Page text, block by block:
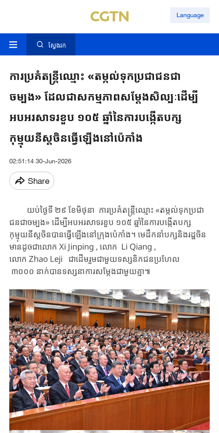
Language
ស្វែងរក
ការប្រគំតន្ត្រីឈ្មោះ «តម្កល់ទុកប្រជាជនជា
ចម្បង» ដែលជាសកម្មភាពសម្តែងសិល្បៈដើម្បី
អបអរសាទរខួប ១០៥ ឆ្នាំនៃការបង្កើតបក្ស
កុម្មុយនីស្តចិនធ្វើឡើងនៅប៉េកាំង
02:51:14 30-Jun-2026
Share
យប់ថ្ងៃទី ២៩ ខែ​មិថុនា ​ ​​​ការប្រគំ​​តន្ត្រីឈ្មោះ​ «តម្កល់ទុកប្រជា
ជនជាចម្បង» ​ដើម្បី​​អបអរ​សាទរ​ខួប ១០៥ ឆ្នាំ​នៃ​ការបង្កើតបក្ស
កុម្មុយនីស្ត​ចិន​បាន​​ធ្វើឡើងនៅ​ក្រុង​ប៉េកាំង​។ ​មេដឹកនាំ​បក្ស​និង​រដ្ឋចិន​
មាន​​ដូចជាលោក Xi Jinping , លោក Li Qiang , ​​
លោក Zhao Leji ជាដើម​​​រួម​​ជាមួយ​​ទស្សនិកជន​ប្រហែល​
៣០០០ នាក់​បាន​ទស្សនា​ការសម្តែង​ជាមួយគ្នា​៕​